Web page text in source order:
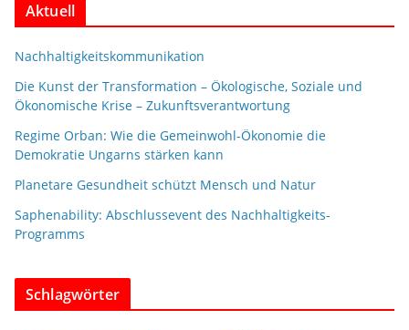
Aktuell
Nachhaltigkeitskommunikation
Die Kunst der Transformation – Ökologische, Soziale und
Ökonomische Krise – Zukunftsverantwortung
Regime Orban: Wie die Gemeinwohl-Ökonomie die
Demokratie Ungarns stärken kann
Planetare Gesundheit schützt Mensch und Natur
Saphenability: Abschlussevent des Nachhaltigkeits-
Programms
Schlagwörter